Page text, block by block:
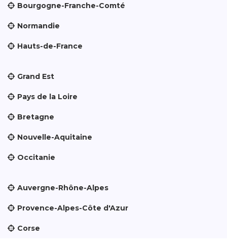
Bourgogne-Franche-Comté
Normandie
Hauts-de-France
Grand Est
Pays de la Loire
Bretagne
Nouvelle-Aquitaine
Occitanie
Auvergne-Rhône-Alpes
Provence-Alpes-Côte d'Azur
Corse